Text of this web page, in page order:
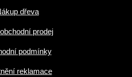
dřeva
prodej
podmínky
reklamace